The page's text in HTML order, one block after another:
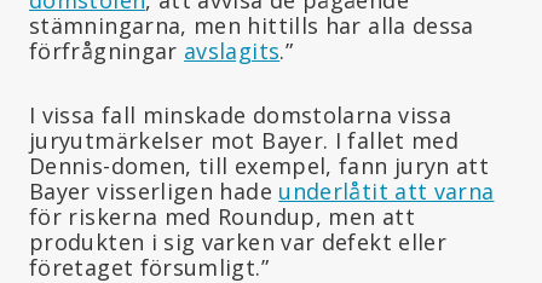
stämningarna, men hittills har alla dessa
förfrågningar avslagits.”
I vissa fall minskade domstolarna vissa
juryutmärkelser mot Bayer. I fallet med
Dennis-domen, till exempel, fann juryn att
Bayer visserligen hade underlåtit att varna
för riskerna med Roundup, men att
produkten i sig varken var defekt eller
företaget försumligt.”